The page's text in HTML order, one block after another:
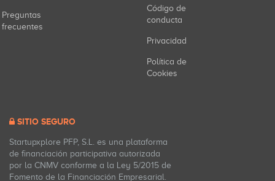
Preguntas
frecuentes
Código de
conducta
Privacidad
Política de
Cookies
SITIO SEGURO
Startupxplore PFP, S.L. es una plataforma
de financiación participativa autorizada
por la CNMV conforme a la Ley 5/2015 de
Fomento de la Financiación Empresarial.